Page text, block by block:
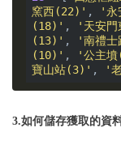
窯西(22)' , '永
(18)' , '天安
(13)' , '南禮
(10)' , '公主
寶山站(3)' , '
3.如何儲存獲取的資